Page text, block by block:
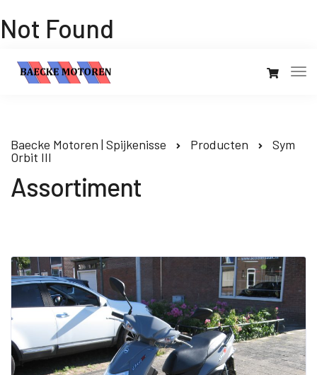
Not Found
Baecke Motoren | Spijkenisse Producten
Sym
Orbit III
Assortiment